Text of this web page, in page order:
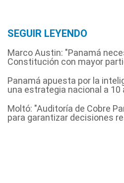
SEGUIR LEYENDO
Marco Austin: "Panamá
Constitución con mayor
Panamá apuesta por la
una estrategia nacional a 10
Moltó: "Auditoría de Cobre
para garantizar decisiones